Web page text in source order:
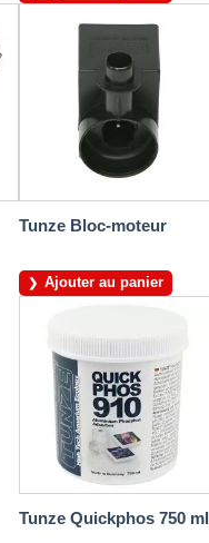
Tunze Bloc-moteur
Ajouter au panier
Tunze Quickphos 750 ml